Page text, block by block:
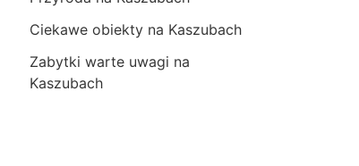
Ciekawe obiekty na Kaszubach
Zabytki warte uwagi na
Kaszubach